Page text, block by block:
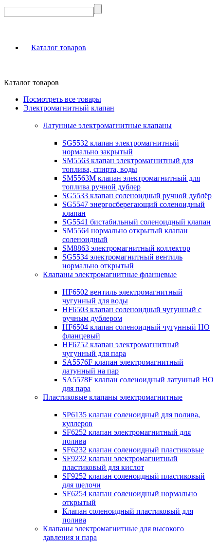
Каталог товаров
Каталог товаров
Посмотреть все товары
Электромагнитный клапан
Латунные электромагнитные клапаны
SG5532 клапан электромагнитный
нормально закрытый
SM5563 клапан электромагнитный для
топлива, спирта, воды
SM5563M клапан электромагнитный для
топлива ручной дублер
SG5533 клапан соленоидный ручной дублёр
SG5547 энергосберегающий соленоидный
клапан
SG5541 бистабильный соленоидный клапан
SM5564 нормально открытый клапан
соленоидный
SM8863 электромагнитный коллектор
SG5534 электромагнитный вентиль
нормально открытый
Клапаны электромагнитные фланцевые
HF6502 вентиль электромагнитный
чугунный для воды
HF6503 клапан соленоидный чугунный с
ручным дублером
HF6504 клапан соленоидный чугунный НО
фланцевый
HF6752 клапан электромагнитный
чугунный для пара
SA5576F клапан электромагнитный
латунный на пар
SA5578F клапан соленоидный латунный НО
для пара
Пластиковые клапаны электромагнитные
SP6135 клапан соленоидный для полива,
куллеров
SF6252 клапан электромагнитный для
полива
SF6232 клапан соленоидный пластиковые
SF9232 клапан электромагнитный
пластиковый для кислот
SF9252 клапан соленоидный пластиковый
для щелочи
SF6254 клапан соленоидный нормально
открытый
Клапан соленоидный пластиковый для
полива
Клапаны электромагнитные для высокого
давления и пара